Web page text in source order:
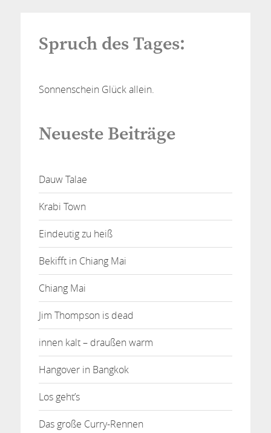
Spruch des Tages:
Sonnenschein Glück allein.
Neueste Beiträge
Dauw Talae
Krabi Town
Eindeutig zu heiß
Bekifft in Chiang Mai
Chiang Mai
Jim Thompson is dead
innen kalt – draußen warm
Hangover in Bangkok
Los geht’s
Das große Curry-Rennen